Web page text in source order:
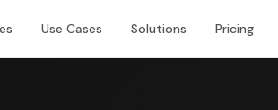
Use Cases Solutions Pricing